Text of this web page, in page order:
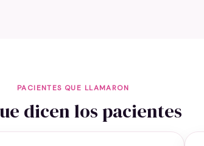
PACIENTES QUE LLAMARON
dicen los pacientes